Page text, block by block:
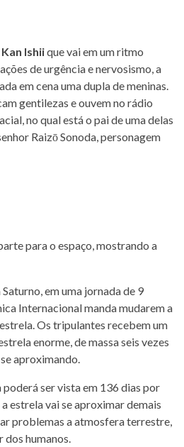
Kan Ishiique vai em um ritmo
de urgência e nervosismo, a
em cena uma dupla de meninas.
gentilezas e ouvem no rádio
no qual está o pai de uma delas
Raizō Sonoda, personagem
para o espaço, mostrando a
em uma jornada de 9
Internacional manda mudarem a
Os tripulantes recebem um
enorme, de massa seis vezes
aproximando.
ser vista em 136 dias por
estrela vai se aproximar demais
problemas a atmosfera terrestre,
dos humanos.